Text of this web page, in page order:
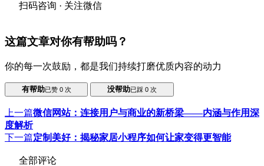
扫码咨询 · 关注微信
这篇文章对你有帮助吗？
你的每一次鼓励，都是我们持续打磨优质内容的动力
有帮助已赞 0次 没帮助已踩 0次
上一篇微信网站：连接用户与商业的新桥梁——内涵与作用深
度解析
下一篇定制美好：揭秘家居小程序如何让家变得更智能
全部评论